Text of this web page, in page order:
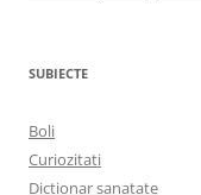
SUBIECTE
Boli
Curiozitati
Dictionar sanatate